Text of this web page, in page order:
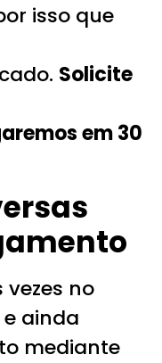
isso que
Solicite
em 30
no
ainda
mediante